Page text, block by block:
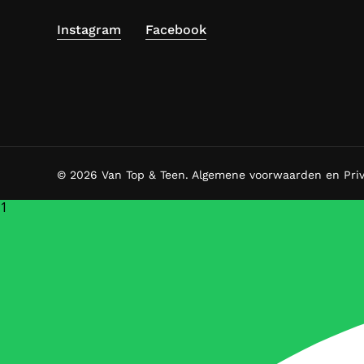
Instagram Facebook
© 2026 Van Top & Teen. Algemene voorwaarden en
1